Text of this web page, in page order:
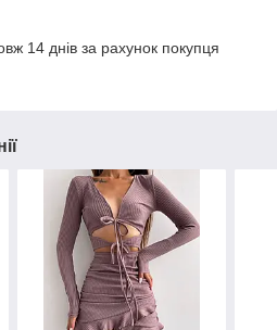
14 днів за рахунок покупця